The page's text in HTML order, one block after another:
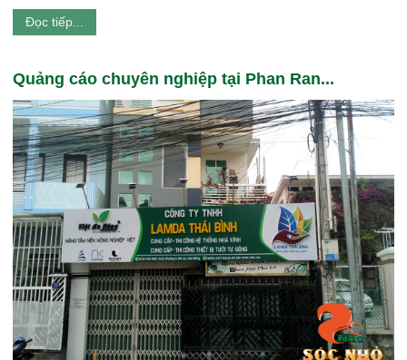
Đọc tiếp...
Quảng cáo chuyên nghiệp tại Phan Ran...